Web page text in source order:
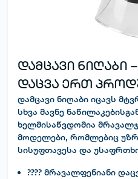
დამცავი ნიღაბი
დაცვა ერთ
დამცავი ნიღაბი იცავს
სხვა მავნე
ხელმისაწვდომია
მოდელები, რომლებიც
სისუფთავესა და
???? მრავალფენიანი